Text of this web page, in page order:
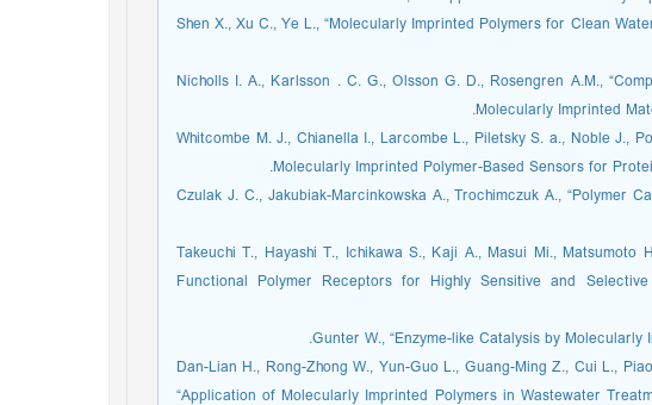
6. Shen X., Xu C., Ye L., “Molecularly Imprinted Polymers for Clean
7. Nicholls I. A., Karlsson . C. G., Olsson G. D., Rosengren A.M.,
Molecularly Imprinted
8. Whitcombe M. J., Chianella I., Larcombe L., Piletsky S. a., Noble J.,
Molecularly Imprinted Polymer-Based Sensors for
9. Czulak J. C., Jakubiak-Marcinkowska A., Trochimczuk A.,
10. Takeuchi T., Hayashi T., Ichikawa S., Kaji A., Masui Mi.,
Functional Polymer Receptors for Highly Sensitive and
12. Dan-Lian H., Rong-Zhong W., Yun-Guo L., Guang-Ming Z., Cui L.,
“Application of Molecularly Imprinted Polymers in Wastewater